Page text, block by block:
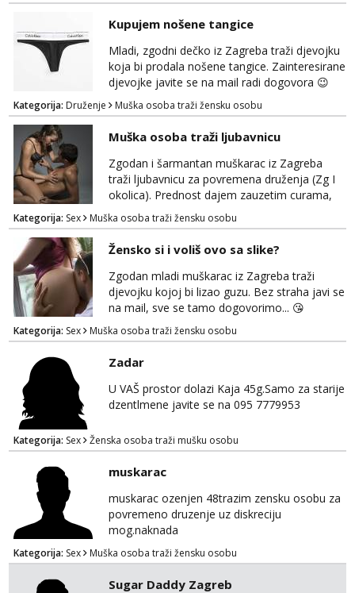
Kupujem nošene tangice
Mladi, zgodni dečko iz Zagreba traži djevojku
koja bi prodala nošene tangice. Zainteresirane
djevojke javite se na mail radi dogovora 😉
Kategorija: Druženje Muška osoba traži žensku osobu
Muška osoba traži ljubavnicu
Zgodan i šarmantan muškarac iz Zagreba
traži ljubavnicu za povremena druženja (Zg I
okolica). Prednost dajem zauzetim curama,
jer vjerujem da im je diskrecija jako bitna kao
i meni. Javite se na mail gdje možemo
započeti razgovor... 💋
Kategorija: Sex Muška osoba traži žensku osobu
Žensko si i voliš ovo sa slike?
Zgodan mladi muškarac iz Zagreba traži
djevojku kojoj bi lizao guzu. Bez straha javi se
na mail, sve se tamo dogovorimo... 😘
Kategorija: Sex Muška osoba traži žensku osobu
Zadar
U VAŠ prostor dolazi Kaja 45g.Samo za starije
dzentlmene javite se na 095 7779953
Kategorija: Sex Ženska osoba traži mušku osobu
muskarac
muskarac ozenjen 48trazim zensku osobu za
povremeno druzenje uz diskreciju
mog.naknada
Kategorija: Sex Muška osoba traži žensku osobu
Sugar Daddy Zagreb